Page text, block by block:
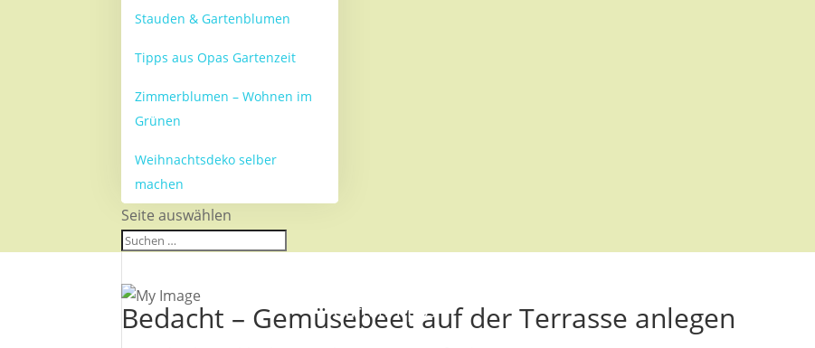
Stauden & Gartenblumen
Tipps aus Opas Gartenzeit
Zimmerblumen – Wohnen im
Grünen
Weihnachtsdeko selber
machen
Seite auswählen
Bedacht – Gemüsebeet auf der Terrasse anlegen
Garten-Tipps